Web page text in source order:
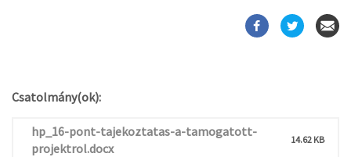
Csatolmány(ok):
hp_16-pont-tajekoztatas-a-tamogatott-
projektrol.docx
14.62 KB